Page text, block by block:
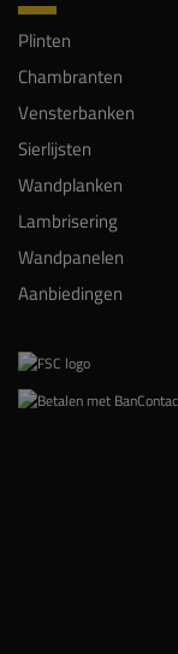
Plinten
Chambranten
Vensterbanken
Sierlijsten
Wandplanken
Lambrisering
Wandpanelen
Aanbiedingen